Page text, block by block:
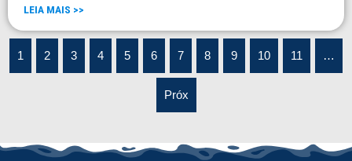
LEIA MAIS >>
1 2 3 4 5 6 7 8 9 10 11 …
Próx